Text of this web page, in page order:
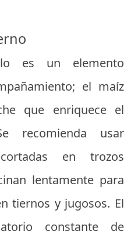
es un elemento
el maíz
que enriquece el
recomienda usar
en trozos
lentamente para
tiernos y jugosos. El
constante de